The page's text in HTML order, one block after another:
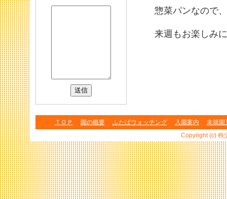
惣菜パンなので
来週もお楽しみ
ＴＯＰ 園の概要 ふたばウォッチング 入園案内
未就園
Copyright (c) 秩